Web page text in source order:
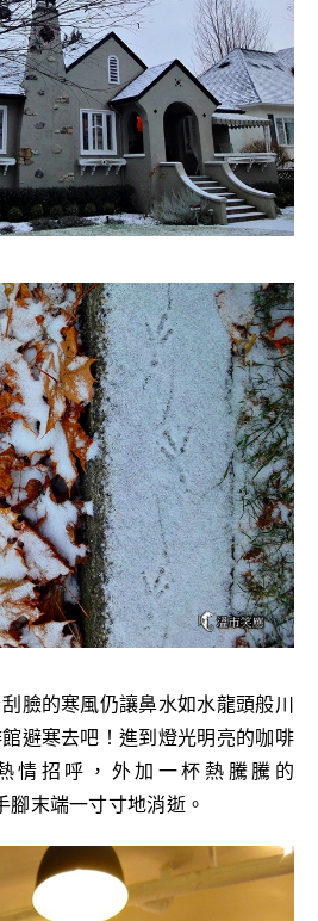
臉的寒風仍讓鼻水如水龍頭般川
避寒去吧！進到燈光明亮的咖啡
情招呼，外加一杯熱騰騰的
末端一寸寸地消逝。